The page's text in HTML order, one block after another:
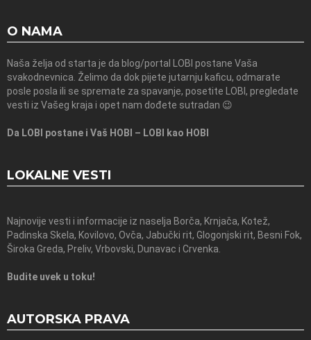
O NAMA
Naša želja od starta je da blog/portal LOBI postane Vaša
svakodnevnica. Želimo da dok pijete jutarnju kaficu, odmarate
posle posla ili se spremate za spavanje, posetite LOBI, pregledate
vesti iz Vašeg kraja i opet nam dođete sutradan 😉
Da LOBI postane i Vaš HOBI – LOBI kao HOBI
LOKALNE VESTI
Najnovije vesti i informacije iz naselja Borča, Krnjača, Kotež,
Padinska Skela, Kovilovo, Ovča, Jabučki rit, Glogonjski rit, Besni Fok,
Široka Greda, Preliv, Vrbovski, Dunavac i Crvenka.
Budite uvek u toku!
AUTORSKA PRAVA